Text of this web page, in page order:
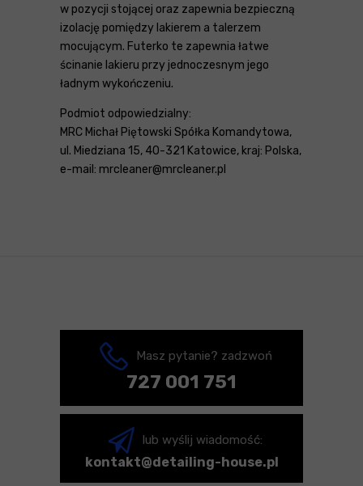
w pozycji stojącej oraz zapewnia bezpieczną
izolację pomiędzy lakierem a talerzem
mocującym. Futerko te zapewnia łatwe
ścinanie lakieru przy jednoczesnym jego
ładnym wykończeniu.
Podmiot odpowiedzialny:
MRC Michał Piętowski Spółka Komandytowa,
ul. Miedziana 15, 40-321 Katowice, kraj: Polska,
e-mail: mrcleaner@mrcleaner.pl
Masz pytanie? zadzwoń
727 001 751
lub wyślij wiadomość:
kontakt@detailing-house.pl